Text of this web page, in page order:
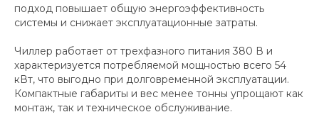
подход повышает общую энергоэффективность
системы и снижает эксплуатационные затраты.
Чиллер работает от трехфазного питания 380 В и
характеризуется потребляемой мощностью всего 54
кВт, что выгодно при долговременной эксплуатации.
Компактные габариты и вес менее тонны упрощают как
монтаж, так и техническое обслуживание.